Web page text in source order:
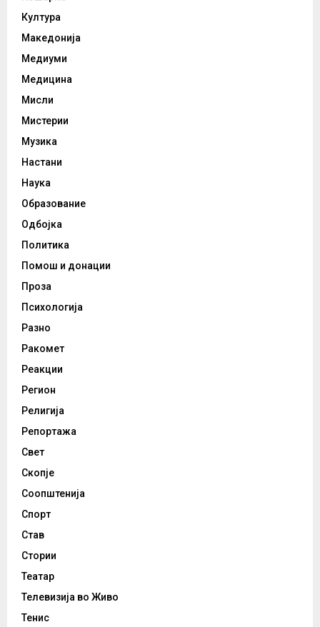
Култура
Македонија
Медиуми
Медицина
Мисли
Мистерии
Музика
Настани
Наука
Образование
Одбојка
Политика
Помош и донации
Проза
Психологија
Разно
Ракомет
Реакции
Регион
Религија
Репортажа
Свет
Скопје
Соопштенија
Спорт
Став
Стории
Театар
Телевизија во Живо
Тенис